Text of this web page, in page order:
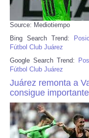
Source: Mediotiempo
Bing Search Trend:
Fútbol Club Juárez
Google Search Trend:
Fútbol Club Juárez
Juárez remonta a
consigue